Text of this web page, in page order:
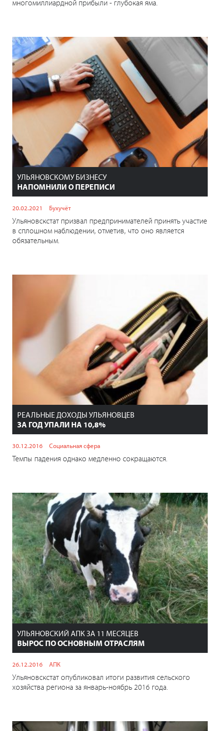
многомиллиардной прибыли - глубокая яма.
УЛЬЯНОВСКОМУ БИЗНЕСУ
НАПОМНИЛИ О ПЕРЕПИСИ
20.02.2021 Бухучёт
Ульяновскстат призвал предпринимателей принять участие
в сплошном наблюдении, отметив, что оно является
обязательным.
РЕАЛЬНЫЕ ДОХОДЫ УЛЬЯНОВЦЕВ
ЗА ГОД УПАЛИ НА 10,8%
30.12.2016 Социальная сфера
Темпы падения однако медленно сокращаются.
УЛЬЯНОВСКИЙ АПК ЗА 11 МЕСЯЦЕВ
ВЫРОС ПО ОСНОВНЫМ ОТРАСЛЯМ
26.12.2016 АПК
Ульяновскстат опубликовал итоги развития сельского
хозяйства региона за январь-ноябрь 2016 года.